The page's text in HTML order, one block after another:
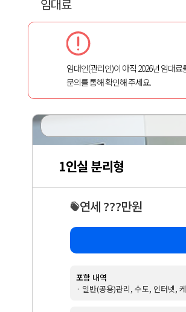
임대료
임대인(관리인)이 아직 2026년 임대
문의를 통해 확인해 주세요.
1인실 분리형
연세 ???만원
포함 내역
· 일반(공용)관리, 수도, 인터넷,